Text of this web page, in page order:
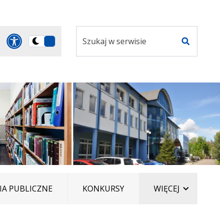
Panel dostosowania
Przełącz
serwisie
PUBLICZNE KONKURSY WIĘCEJ